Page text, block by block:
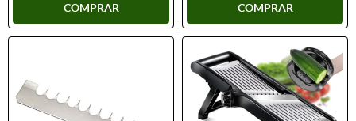
COMPRAR COMPRAR